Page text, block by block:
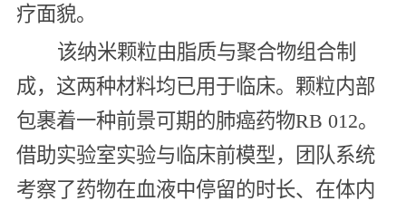
疗面貌。
该纳米颗粒由脂质与聚合物组合制
成，这两种材料均已用于临床。颗粒内部
包裹着一种前景可期的肺癌药物RB 012。
借助实验室实验与临床前模型，团队系统
考察了药物在血液中停留的时长、在体内